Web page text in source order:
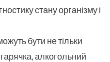
стану організму і
бути не тільки
гарячка, алкогольний